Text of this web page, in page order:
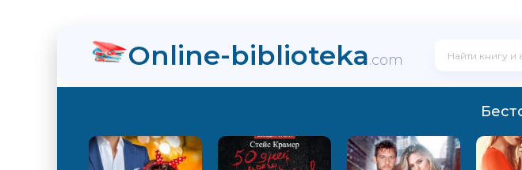
Online-biblioteka.com
Вильмонт